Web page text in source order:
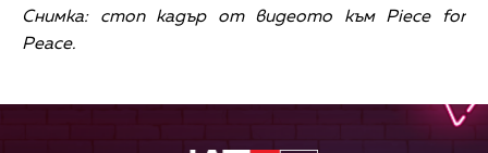
Снимка: стоп кадър от видеото към Piece for
Peace.